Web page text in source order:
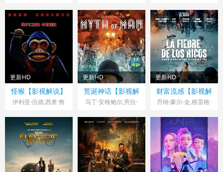
玛蒂尔达·弗思
桑德斯,詹妮弗·戴尔,
马特·威利斯,英格瓦·
埃盖特·西古德松,维斯
拉夫·克里斯塔,文森特
·卡塞尔,艾尔·斯帕恩
扎,埃里克·温塔尔,容
海峰,史蒂夫·斯威茨
曼,维多利亚·弗朵,吉
尔·涅朵芭,帕丁顿
尔,阿玛拉·奥凯雷克,
弗雷泽·杰姆斯,西蒙·
卢夫,迪尔德丽·穆林
斯,塞巴斯蒂安·斯坦齐
维
兹,Tue,Lunding,Jacek
,Dzisiewicz,伊恩·汉摩
尔,艾维琳·霍
尔,Kamila,Klamut,凯
尔,Jan,Kowalewski,Pa
wel,Wysocki,Tomasz,
Cymerman,Nicolas,S
tone
更新HD
美国> 影视解说
2025 导演：奥斯古德
怪猴【影视解说】
伊利亚·伍德,西奥·詹
尼,劳拉·门内尔,克里
斯蒂安·康佛瑞,科林·
奥布莱恩,罗汉·坎贝
尔,齐亚·牛顿,奥斯古
德·珀金斯,萨拉·莱
更新HD
美国> 影视解说
2025 导演：贾明·维
荒诞神话【影视解
说】
马丁·安格鲍尔,劳拉·
赫,Anthony·Nuccio,Ia
n·Hinton,Jason·Stova
l,Rachel·Hafell,Sidne
y·Edwards,Bobby·Ea
sley
更新HD
美国,哥伦比亚,西班牙
> 影视解说
2024 导演：加尔德·
财富流感【影视解
说】
乔纳·豪尔-金,格雷格·
·温斯特德,蒂莫西·斯
波,理查德·塞梅尔,科
林·摩根,迪克西·艾格
瑞克斯,拉菲·斯波,凯
撒·东布瓦,亚历山德拉